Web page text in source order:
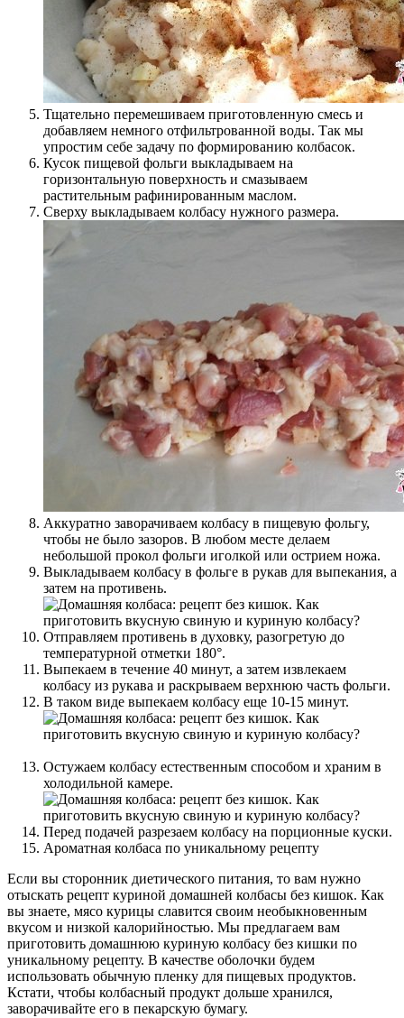
Тщательно перемешиваем приготовленную смесь и
добавляем немного отфильтрованной воды. Так мы
упростим себе задачу по формированию колбасок.
Кусок пищевой фольги выкладываем на
горизонтальную поверхность и смазываем
растительным рафинированным маслом.
Сверху выкладываем колбасу нужного размера.
Аккуратно заворачиваем колбасу в пищевую фольгу,
чтобы не было зазоров. В любом месте делаем
небольшой прокол фольги иголкой или острием ножа.
Выкладываем колбасу в фольге в рукав для выпекания, а
затем на противень.
Отправляем противень в духовку, разогретую до
температурной отметки 180°.
Выпекаем в течение 40 минут, а затем извлекаем
колбасу из рукава и раскрываем верхнюю часть фольги.
В таком виде выпекаем колбасу еще 10-15 минут.
Остужаем колбасу естественным способом и храним в
холодильной камере.
Перед подачей разрезаем колбасу на порционные куски.
Ароматная колбаса по уникальному рецепту
Если вы сторонник диетического питания, то вам нужно
отыскать рецепт куриной домашней колбасы без кишок. Как
вы знаете, мясо курицы славится своим необыкновенным
вкусом и низкой калорийностью. Мы предлагаем вам
приготовить домашнюю куриную колбасу без кишки по
уникальному рецепту. В качестве оболочки будем
использовать обычную пленку для пищевых продуктов.
Кстати, чтобы колбасный продукт дольше хранился,
заворачивайте его в пекарскую бумагу.